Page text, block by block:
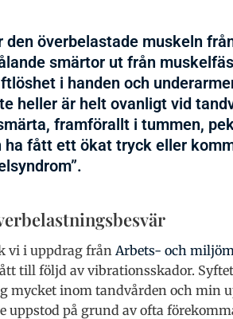
överbelastade muskeln
smärtor ut från
i handen och
heller är helt ovanligt vid
framförallt i tummen,
ha fått ett ökat tryck eller
.
vi i uppdrag från Arbets- och
till följd av vibrationsskador.
mycket inom tandvården och min
på grund av ofta